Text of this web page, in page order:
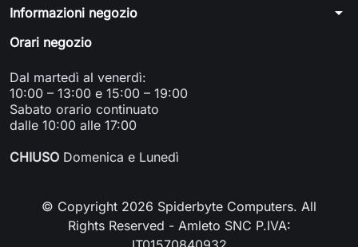
Informazioni negozio arrow_drop_down
Orari negozio
Dal martedì al venerdì:
10:00 – 13:00 e 15:00 – 19:00
Sabato orario continuato
dalle 10:00 alle 17:00
CHIUSO Domenica e Lunedì
© Copyright 2026 Spiderbyte Computers. All
Rights Reserved - Amleto SNC P.IVA: